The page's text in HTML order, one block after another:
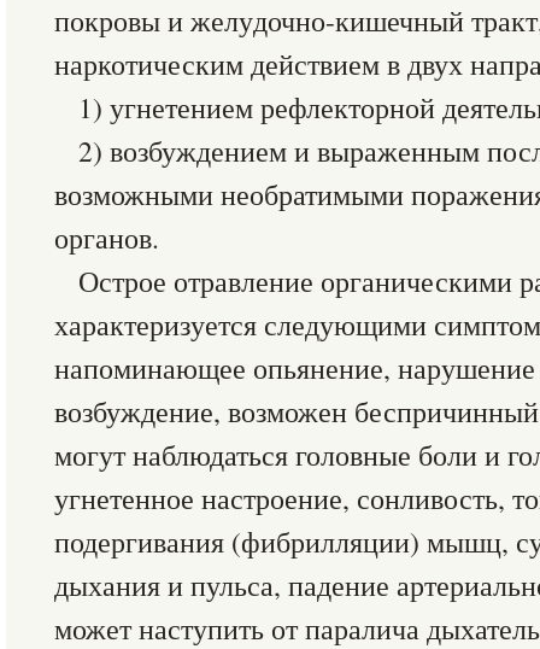
покровы и желу­дочно-кишечный
наркотическим действием в двух
1) угне­тением рефлекторной
2) возбуждением и выраженным
возможными необрати­мыми
органов.
Острое отравление органическими
характеризуется следующими
напоминающее опьянение,
возбуждение, возможен
могут наблюдаться головные боли и
угнетенное настроение, сонли­вость,
подергивания (фибрилляции) мышц,
дыхания и пульса, падение
может наступить от паралича